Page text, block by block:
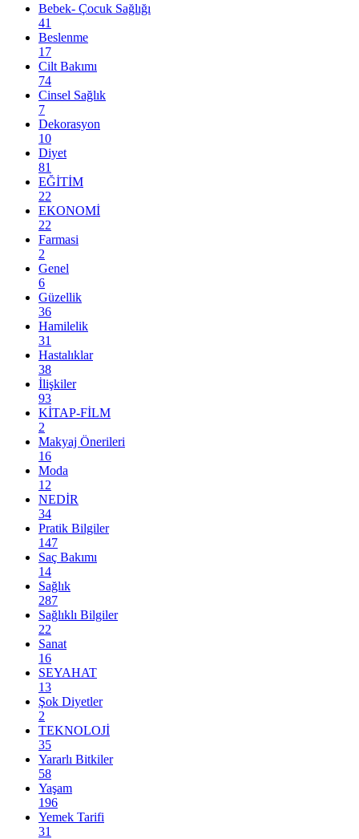
Bebek- Çocuk Sağlığı
41
Beslenme
17
Cilt Bakımı
74
Cinsel Sağlık
7
Dekorasyon
10
Diyet
81
EĞİTİM
22
EKONOMİ
22
Farmasi
2
Genel
6
Güzellik
36
Hamilelik
31
Hastalıklar
38
İlişkiler
93
KİTAP-FİLM
2
Makyaj Önerileri
16
Moda
12
NEDİR
34
Pratik Bilgiler
147
Saç Bakımı
14
Sağlık
287
Sağlıklı Bilgiler
22
Sanat
16
SEYAHAT
13
Şok Diyetler
2
TEKNOLOJİ
35
Yararlı Bitkiler
58
Yaşam
196
Yemek Tarifi
31